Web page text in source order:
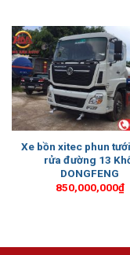
Xe bồn xitec phun
rửa đường 13
DONGFENG
850,000,000₫